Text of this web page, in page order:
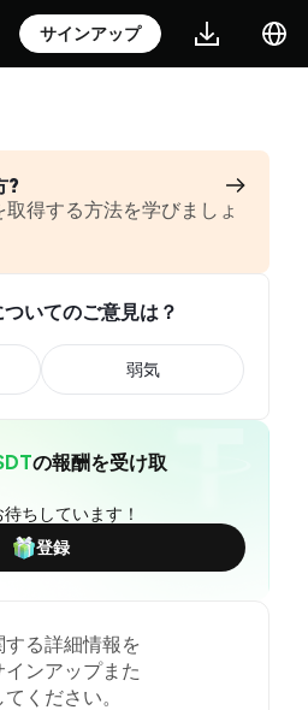
サインアップ
?
得する方法を学びましょ
いてのご意見は？
弱気
の報酬を受け取
ちしています！
登録
る詳細情報を
ンアップまた
ください。